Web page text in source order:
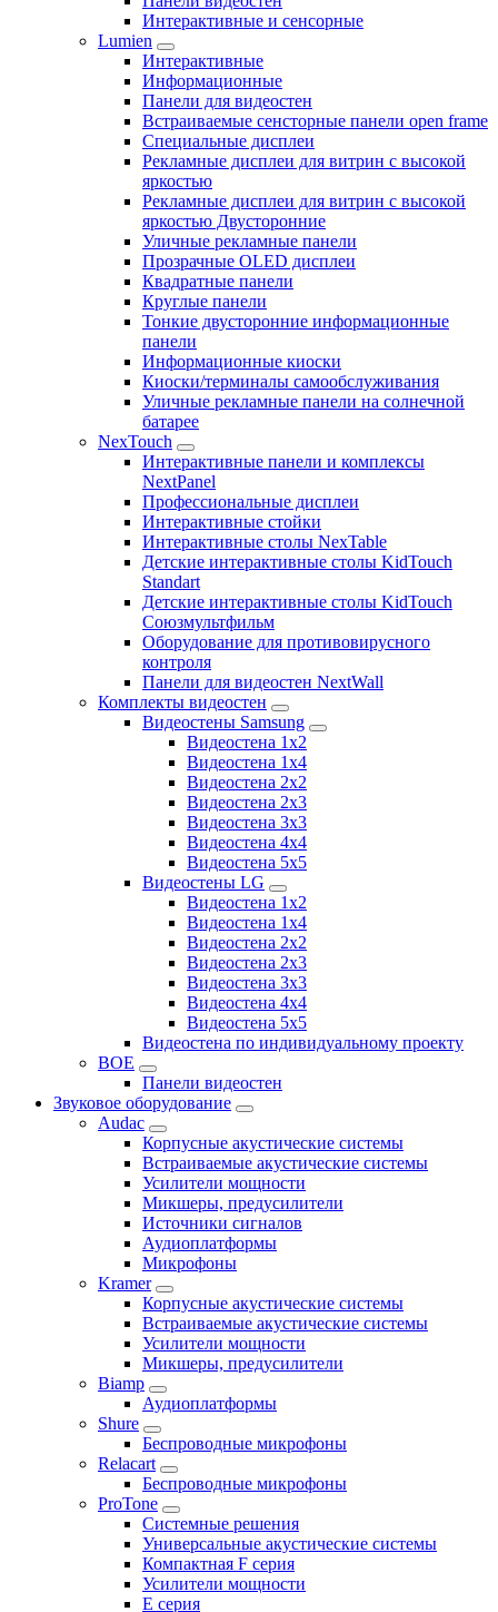
Интерактивные и сенсорные
Lumien
Интерактивные
Информационные
Панели для видеостен
Встраиваемые сенсторные панели open frame
Специальные дисплеи
Рекламные дисплеи для витрин с высокой
яркостью
Рекламные дисплеи для витрин с высокой
яркостью Двусторонние
Уличные рекламные панели
Прозрачные OLED дисплеи
Квадратные панели
Круглые панели
Тонкие двусторонние информационные
панели
Информационные киоски
Киоски/терминалы самообслуживания
Уличные рекламные панели на солнечной
батарее
NexTouch
Интерактивные панели и комплексы
NextPanel
Профессиональные дисплеи
Интерактивные стойки
Интерактивные столы NexTable
Детские интерактивные столы KidTouch
Standart
Детские интерактивные столы KidTouch
Союзмультфильм
Оборудование для противовирусного
контроля
Панели для видеостен NextWall
Комплекты видеостен
Видеостены Samsung
Видеостена 1x2
Видеостена 1x4
Видеостена 2x2
Видеостена 2х3
Видеостена 3x3
Видеостена 4x4
Видеостена 5x5
Видеостены LG
Видеостена 1x2
Видеостена 1x4
Видеостена 2x2
Видеостена 2x3
Видеостена 3x3
Видеостена 4x4
Видеостена 5x5
Видеостена по индивидуальному проекту
BOE
Панели видеостен
Звуковое оборудование
Audac
Корпусные акустические системы
Встраиваемые акустические системы
Усилители мощности
Микшеры, предусилители
Источники сигналов
Аудиоплатформы
Микрофоны
Kramer
Корпусные акустические системы
Встраиваемые акустические системы
Усилители мощности
Микшеры, предусилители
Biamp
Аудиоплатформы
Shure
Беспроводные микрофоны
Relacart
Беспроводные микрофоны
ProTone
Системные решения
Универсальные акустические системы
Компактная F серия
Усилители мощности
E серия